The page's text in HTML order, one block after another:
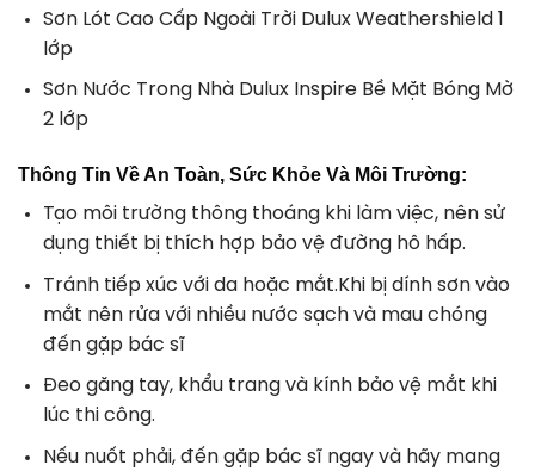
Sơn Lót Cao Cấp Ngoài Trời Dulux Weathershield 1
lớp
Sơn Nước Trong Nhà Dulux Inspire Bề Mặt Bóng Mờ
2 lớp
Thông Tin Về An Toàn, Sức Khỏe Và Môi Trường:
Tạo môi trường thông thoáng khi làm việc, nên sử
dụng thiết bị thích hợp bảo vệ đường hô hấp.
Tránh tiếp xúc với da hoặc mắt.Khi bị dính sơn vào
mắt nên rửa với nhiều nước sạch và mau chóng
đến gặp bác sĩ
Đeo găng tay, khẩu trang và kính bảo vệ mắt khi
lúc thi công.
Nếu nuốt phải, đến gặp bác sĩ ngay và hãy mang